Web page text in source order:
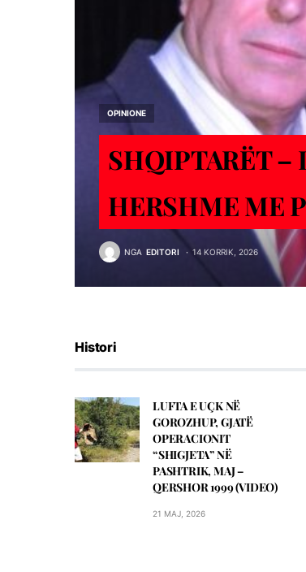
OPINIONE
SHQIPTARËT –
HERSHME ME
NGA EDITORI 14 KORRIK, 2026
Histori
LUFTA E UÇK NË
GOROZHUP, GJATË
OPERACIONIT
“SHIGJETA” NË
PASHTRIK, MAJ –
QERSHOR 1999 (VIDEO)
21 MAJ, 2026